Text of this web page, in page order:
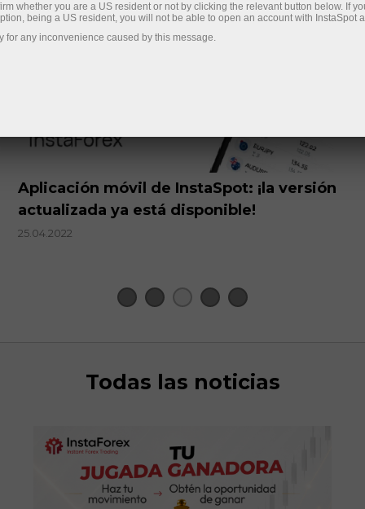
Aplicación móvil de InstaSpot: ¡la versión
actualizada ya está disponible!
25.04.2022
Todas las noticias
whether you are a US resident or not by clicking the relevant button below. If
being a US resident, you will not be able to open an account with InstaSpot
for any inconvenience caused by this message.